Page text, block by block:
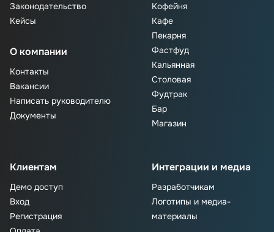
Законодательство
Кейсы
О компании
Контакты
Вакансии
Написать руководителю
Документы
Кофейня
Кафе
Пекарня
Фастфуд
Кальянная
Столовая
Фудтрак
Бар
Магазин
Клиентам
Демо доступ
Вход
Регистрация
Интеграции и медиа
Разработчикам
Логотипы и медиа-
материалы